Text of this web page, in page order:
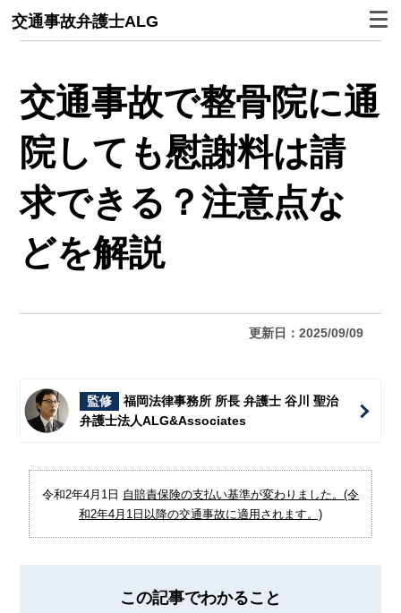
交通事故弁護士ALG
交通事故で整骨院に通
院しても慰謝料は請
求できる？注意点な
どを解説
更新日：2025/09/09
監修
福岡法律事務所 所長 弁護士 谷川 聖治
弁護士法人ALG&Associates
令和2年4月1日 自賠責保険の支払い基準が変わりました。(令
和2年4月1日以降の交通事故に適用されます。)
この記事でわかること